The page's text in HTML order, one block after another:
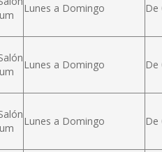
Lunes a Domingo De
Lunes a Domingo De
Lunes a Domingo De